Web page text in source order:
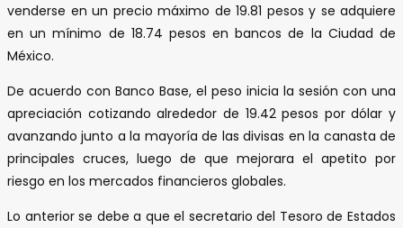
venderse en un precio máximo de 19.81 pesos y se adquiere
en un mínimo de 18.74 pesos en bancos de la Ciudad de
México.
De acuerdo con Banco Base, el peso inicia la sesión con una
apreciación cotizando alrededor de 19.42 pesos por dólar y
avanzando junto a la mayoría de las divisas en la canasta de
principales cruces, luego de que mejorara el apetito por
riesgo en los mercados financieros globales.
Lo anterior se debe a que el secretario del Tesoro de Estados